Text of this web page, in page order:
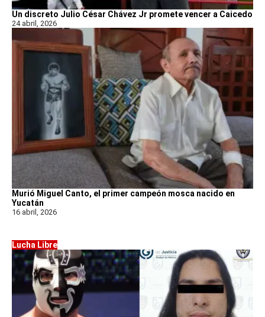
Un discreto Julio César Chávez Jr promete vencer a Caicedo
24 abril, 2026
Murió Miguel Canto, el primer campeón mosca nacido en
Yucatán
16 abril, 2026
Lucha Libre